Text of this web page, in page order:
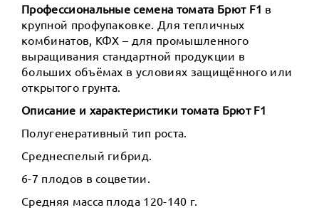
Профессиональные семена томата Брют F1 в
крупной профупаковке. Для тепличных
комбинатов, КФХ – для промышленного
выращивания стандартной продукции в
больших объёмах в условиях защищённого или
открытого грунта.
Описание и характеристики томата Брют F1
Полугенеративный тип роста.
Среднеспелый гибрид.
6-7 плодов в соцветии.
Средняя масса плода 120-140 г.